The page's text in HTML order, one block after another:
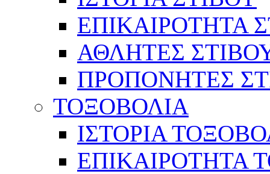
ΕΠΙΚΑΙΡΟΤΗΤΑ
ΑΘΛΗΤΕΣ
ΠΡΟΠΟΝΗΤΕΣ
ΤΟΞΟΒΟΛΙΑ
ΙΣΤΟΡΙΑ
ΕΠΙΚΑΙΡΟΤΗΤΑ